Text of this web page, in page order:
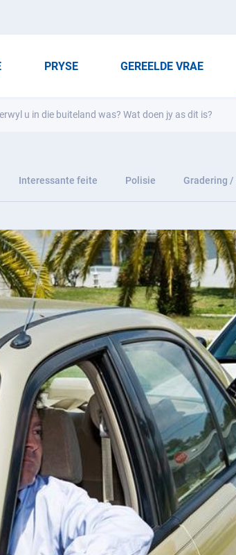
PRYSE GEREELDE VRAE
u in die buiteland was? Wat doen jy as dit is?
Interessante feite Polisie Gradering /